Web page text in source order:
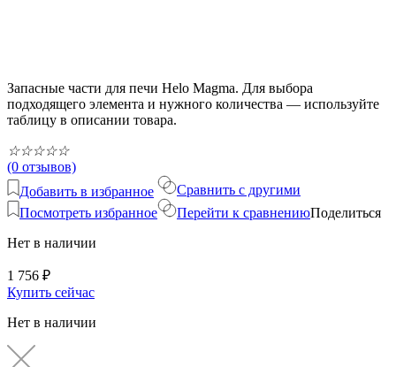
Запасные части для печи Helo Magma. Для выбора
подходящего элемента и нужного количества — используйте
таблицу в описании товара.
☆☆☆☆☆
(0 отзывов)
Добавить в избранное
Посмотреть избранное
Сравнить с другими
Перейти к сравнениюПоделиться
Нет в наличии
1 756 ₽
Купить сейчас
Нет в наличии